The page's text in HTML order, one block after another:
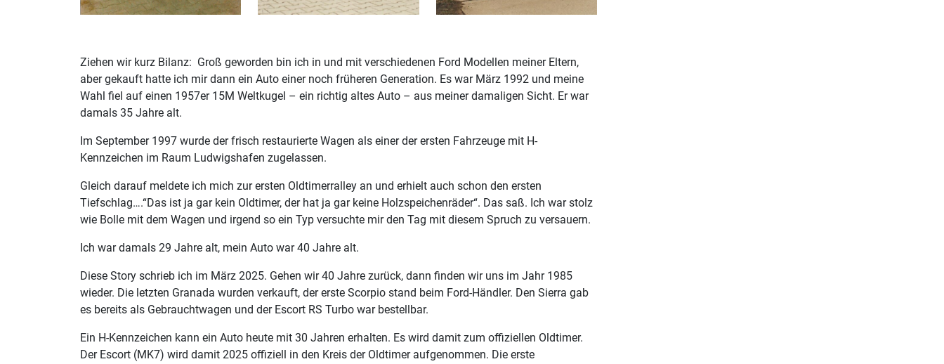
Ziehen wir kurz Bilanz: Groß geworden bin ich in und mit verschiedenen Ford Modellen meiner Eltern,
aber gekauft hatte ich mir dann ein Auto einer noch früheren Generation. Es war März 1992 und meine
Wahl fiel auf einen 1957er 15M Weltkugel – ein richtig altes Auto – aus meiner damaligen Sicht. Er war
damals 35 Jahre alt.
Im September 1997 wurde der frisch restaurierte Wagen als einer der ersten Fahrzeuge mit H-
Kennzeichen im Raum Ludwigshafen zugelassen.
Gleich darauf meldete ich mich zur ersten Oldtimerralley an und erhielt auch schon den ersten
Tiefschlag….“Das ist ja gar kein Oldtimer, der hat ja gar keine Holzspeichenräder“. Das saß. Ich war stolz
wie Bolle mit dem Wagen und irgend so ein Typ versuchte mir den Tag mit diesem Spruch zu versauern.
Ich war damals 29 Jahre alt, mein Auto war 40 Jahre alt.
Diese Story schrieb ich im März 2025. Gehen wir 40 Jahre zurück, dann finden wir uns im Jahr 1985
wieder. Die letzten Granada wurden verkauft, der erste Scorpio stand beim Ford-Händler. Den Sierra gab
es bereits als Gebrauchtwagen und der Escort RS Turbo war bestellbar.
Ein H-Kennzeichen kann ein Auto heute mit 30 Jahren erhalten. Es wird damit zum offiziellen Oldtimer.
Der Escort (MK7) wird damit 2025 offiziell in den Kreis der Oldtimer aufgenommen. Die erste